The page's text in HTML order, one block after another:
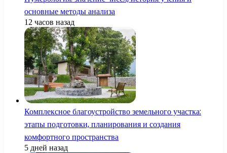
основные методы анализа
12 часов назад
Комплексное благоустройство земельного участка:
этапы подготовки, планирования и создания
комфортного пространства
5 дней назад